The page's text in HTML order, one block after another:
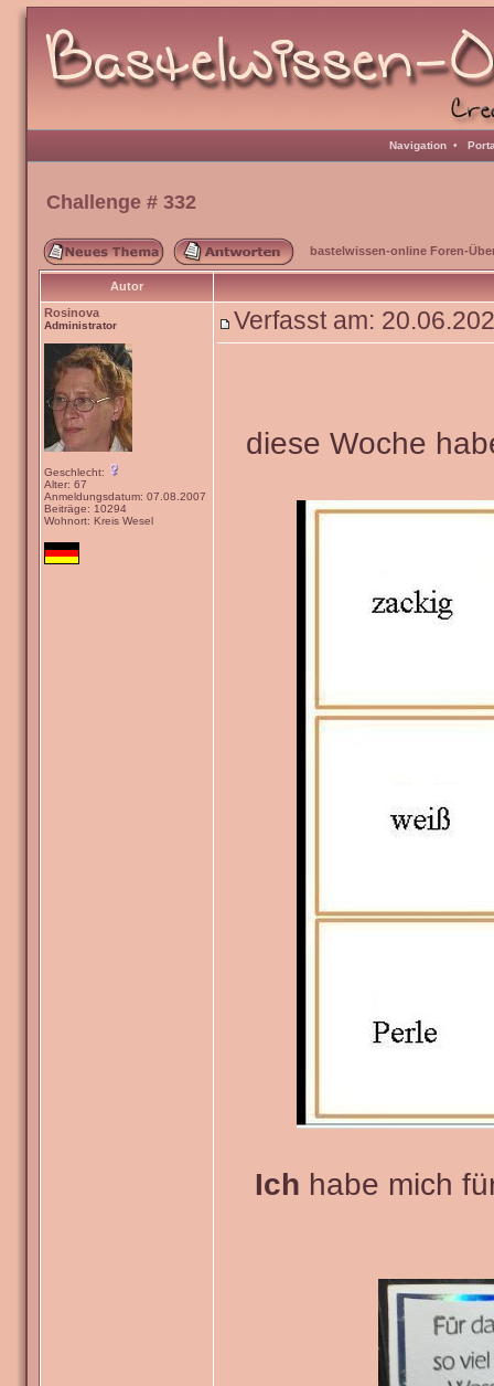
Navigation •
Challenge # 332
bastelwissen-online Foren-
Autor
Rosinova
Administrator
Geschlecht:
Alter: 67
Anmeldungsdatum: 07.08.2007
Beiträge: 10294
Wohnort: Kreis Wesel
Verfasst am:
diese Woche
Ich habe mich